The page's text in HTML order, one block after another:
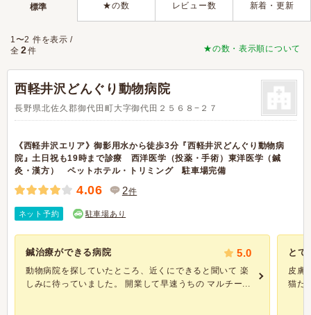
標準 ★の数 レビュー数 新着・更新
★の数・表示順について
1〜2 件を表示 /
全 2件
西軽井沢どんぐり動物病院
長野県北佐久郡御代田町大字御代田２５６８−２７
《西軽井沢エリア》御影用水から徒歩3分『西軽井沢どんぐり動物病
院』土日祝も19時まで診療 西洋医学（投薬・手術）東洋医学（鍼
灸・漢方） ペットホテル・トリミング 駐車場完備
4.06 2件
ネット予約 駐車場あり
鍼治療ができる病院 5.0
動物病院を探していたところ、近くにできると聞いて 楽
しみに待っていました。 開業して早速うちの マルチー...
とて
皮膚
猫だ